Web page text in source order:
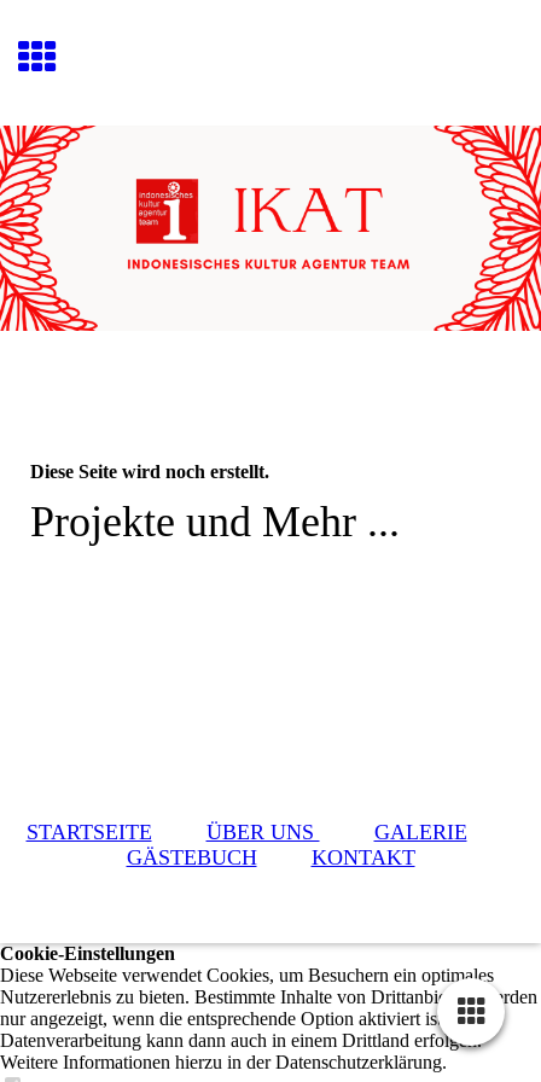
Diese Seite wird noch erstellt.
Projekte und Mehr ...
STARTSEITE ÜBER UNS
GALERIE
GÄSTEBUCH
KONTAKT
Cookie-Einstellungen
Diese Webseite verwendet Cookies, um Besuchern ein optimales
Nutzererlebnis zu bieten. Bestimmte Inhalte von Drittanbietern werden
nur angezeigt, wenn die entsprechende Option aktiviert ist. Die
Datenverarbeitung kann dann auch in einem Drittland erfolgen.
Weitere Informationen hierzu in der Datenschutzerklärung.